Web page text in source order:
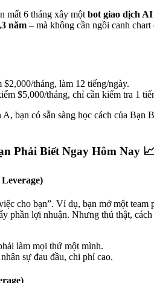
mất 6 tháng xây một bot giao dịch AI
năm – mà không cần ngồi canh
$2,000/tháng, làm 12 tiếng/ngày.
$5,000/tháng, chỉ cần kiểm tra 1
A, bạn có sẵn sàng học cách của Bạn
Phải Biết Ngay Hôm Nay 📈
cho bạn”. Ví dụ, bạn mở một team
phần lợi nhuận. Nhưng thú thật,
làm mọi thứ một mình.
sự đau đầu, chi phí cao.